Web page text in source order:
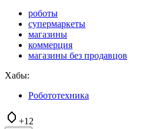
роботы
супермаркеты
магазины
коммерция
магазины без продавцов
Хабы:
Робототехника
+12